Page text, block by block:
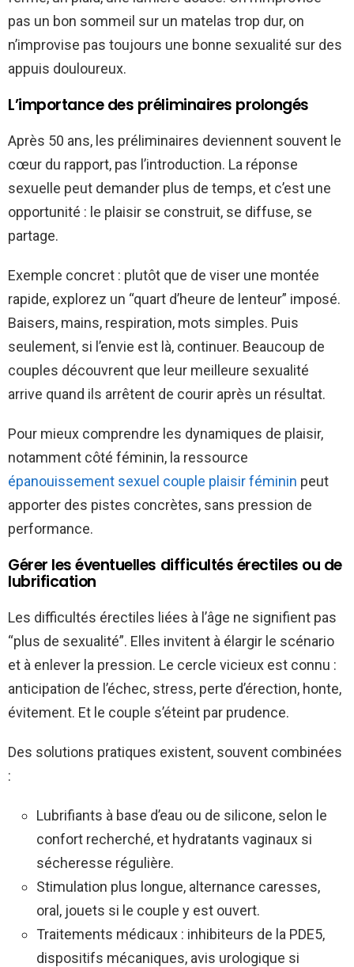
pas un bon sommeil sur un matelas trop dur, on
n’improvise pas toujours une bonne sexualité sur des
appuis douloureux.
L’importance des préliminaires prolongés
Après 50 ans, les préliminaires deviennent souvent le
cœur du rapport, pas l’introduction. La réponse
sexuelle peut demander plus de temps, et c’est une
opportunité : le plaisir se construit, se diffuse, se
partage.
Exemple concret : plutôt que de viser une montée
rapide, explorez un “quart d’heure de lenteur” imposé.
Baisers, mains, respiration, mots simples. Puis
seulement, si l’envie est là, continuer. Beaucoup de
couples découvrent que leur meilleure sexualité
arrive quand ils arrêtent de courir après un résultat.
Pour mieux comprendre les dynamiques de plaisir,
notamment côté féminin, la ressource
épanouissement sexuel couple plaisir féminin peut
apporter des pistes concrètes, sans pression de
performance.
Gérer les éventuelles difficultés érectiles ou de
lubrification
Les difficultés érectiles liées à l’âge ne signifient pas
“plus de sexualité”. Elles invitent à élargir le scénario
et à enlever la pression. Le cercle vicieux est connu :
anticipation de l’échec, stress, perte d’érection, honte,
évitement. Et le couple s’éteint par prudence.
Des solutions pratiques existent, souvent combinées
:
Lubrifiants à base d’eau ou de silicone, selon le
confort recherché, et hydratants vaginaux si
sécheresse régulière.
Stimulation plus longue, alternance caresses,
oral, jouets si le couple y est ouvert.
Traitements médicaux : inhibiteurs de la PDE5,
dispositifs mécaniques, avis urologique si